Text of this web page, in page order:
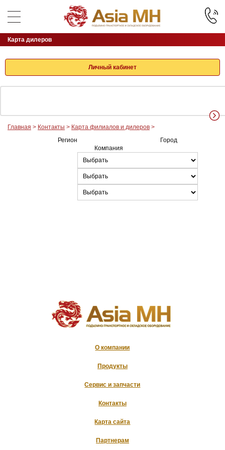
Личный кабинет
Главная > Контакты > Карта филиалов и дилеров >
Карта дилеров
Регион
Город
Компания
О компании
Продукты
Сервис и запчасти
Контакты
Карта сайта
Партнерам